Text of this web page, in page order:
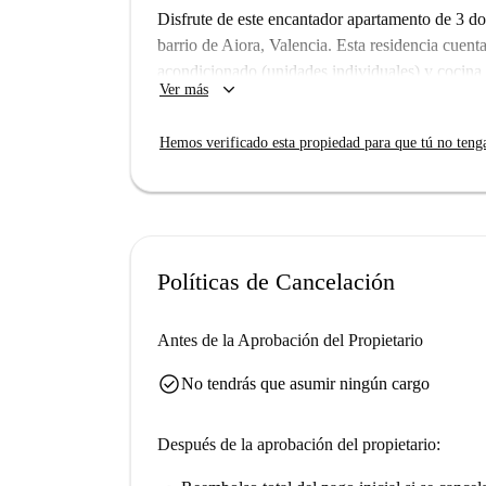
Disfrute de este encantador apartamento de 3
barrio de Aiora, Valencia. Esta residencia
acondicionado (unidades individuales) y
ascensor y no se admiten mascotas en este
Spotahome para garantizar su calidad.
El apartamento está estratégicamente ubicado
combina la comodidad de un apartamento bien
Ver más keyboard_arrow_down
Hemos verificado esta propiedad para que tú no
Políticas de Cancelación
Antes de la Aprobación del Propietario
check_circleNo tendrás que asumir ningún cargo
Después de la aprobación del propietario: